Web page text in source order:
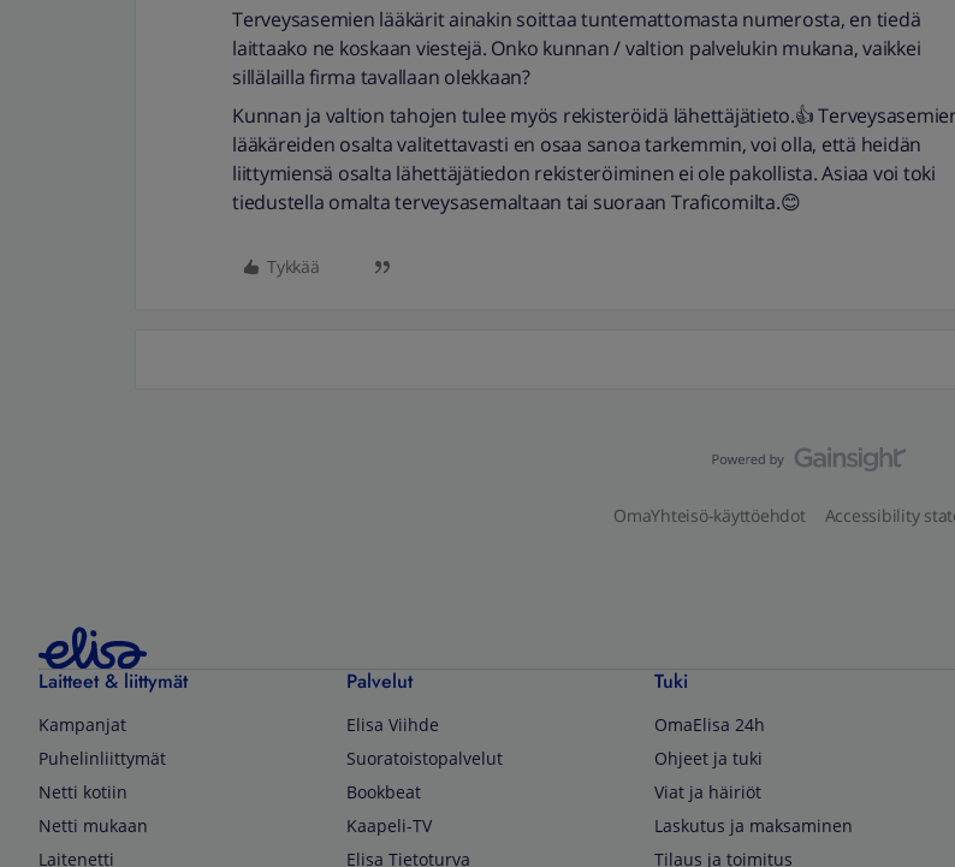
Terveysasemien lääkärit ainakin soittaa tuntemattomasta numerosta, en tiedä
laittaako ne koskaan viestejä. Onko kunnan / valtion palvelukin mukana, vaikkei
sillälailla firma tavallaan olekkaan?
Kunnan ja valtion tahojen tulee myös rekisteröidä lähettäjätieto.👍
lääkäreiden osalta valitettavasti en osaa sanoa tarkemmin, voi olla, että heidän
liittymiensä osalta lähettäjätiedon rekisteröiminen ei ole pakollista. Asiaa voi toki
tiedustella omalta terveysasemaltaan tai suoraan Traficomilta.😊
Tykkää
OmaYhteisö-käyttöehdot Accessibility
Laitteet & liittymät
Kampanjat
Puhelinliittymät
Netti kotiin
Netti mukaan
Laitenetti
Palvelut
Elisa Viihde
Suoratoistopalvelut
Bookbeat
Kaapeli-TV
Elisa Tietoturva
Tuki
OmaElisa 24h
Ohjeet ja tuki
Viat ja häiriöt
Laskutus ja maksaminen
Tilaus ja toimitus